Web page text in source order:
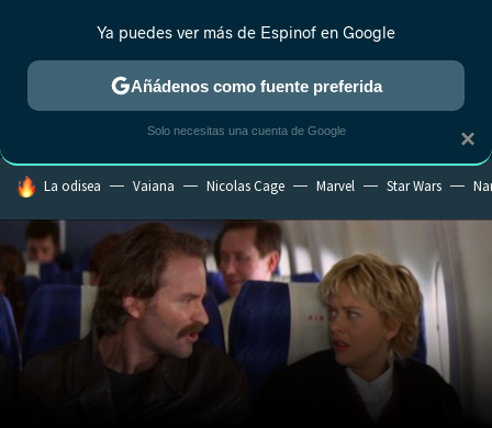
MENÚ NUEVO
ESTRENOS REALITY ANIME RANKINGS CINE
HOY SE HABLA DE
La odisea Vaiana Nicolas Cage Marvel Star Wars
×
Ya puedes ver más de Espinof en Google
Añádenos como fuente preferida
Solo necesitas una cuenta de Google